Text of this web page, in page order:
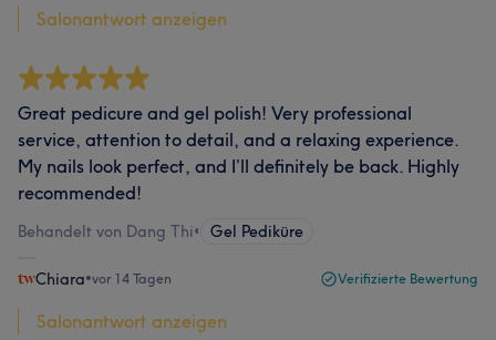
Salonantwort anzeigen
Great pedicure and gel polish! Very professional
service, attention to detail, and a relaxing experience.
My nails look perfect, and I’ll definitely be back. Highly
recommended!
Behandelt von Dang Thi• Gel Pediküre
Chiara•vor 14 Tagen Verifizierte Bewertung
Salonantwort anzeigen